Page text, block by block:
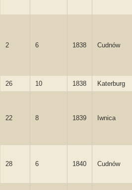
2 6 1838 Cudnów
26 10 1838 Katerburg
22 8 1839 Iwnica
28 6 1840 Cudnów